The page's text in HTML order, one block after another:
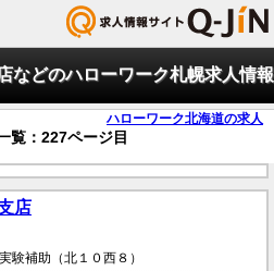
どのハローワーク札幌求人情報
ハローワーク北海道の求人
覧：227ページ目
店
験補助（北１０西８）